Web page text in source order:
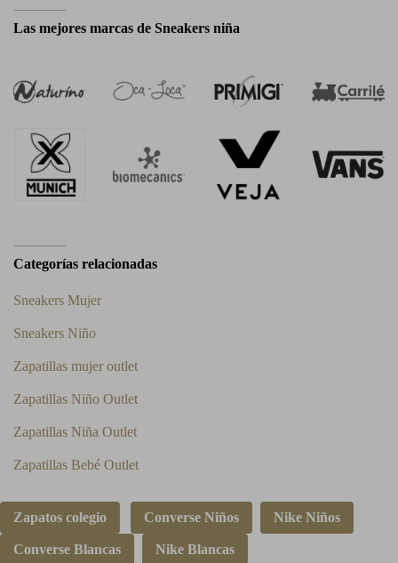
Las mejores marcas de Sneakers niña
Categorías relacionadas
Sneakers Mujer
Sneakers Niño
Zapatillas mujer outlet
Zapatillas Niño Outlet
Zapatillas Niña Outlet
Zapatillas Bebé Outlet
Zapatos colegio Converse Niños Nike Niños
Converse Blancas Nike Blancas